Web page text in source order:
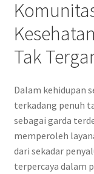
Tak
Dalam kehidupan
terkadang penuh
sebagai garda
memperoleh
dari sekadar
terpercaya dalam